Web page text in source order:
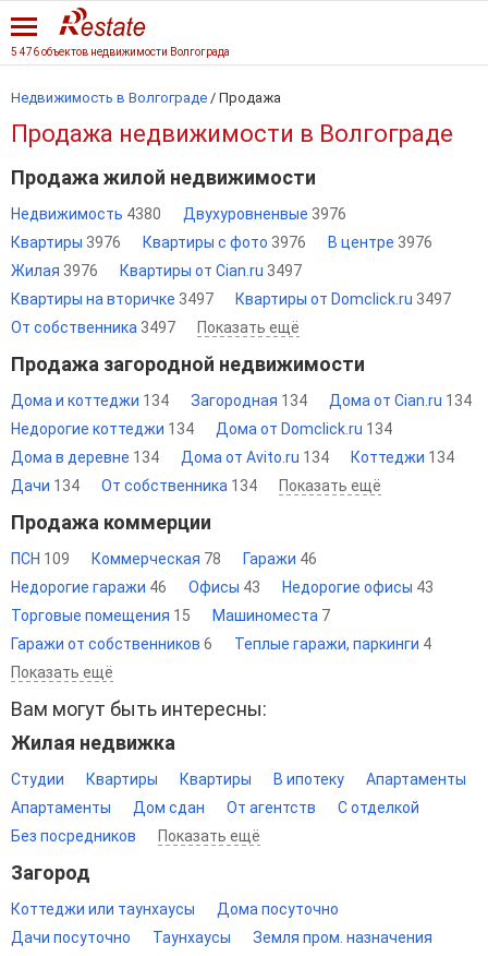
5 476 объектов недвижимости Волгограда
Недвижимость в Волгограде / Продажа
Продажа недвижимости в Волгограде
Продажа жилой недвижимости
Недвижимость 4380 Двухуровненвые 3976
Квартиры 3976 Квартиры с фото 3976 В центре 3976
Жилая 3976 Квартиры от Cian.ru 3497
Квартиры на вторичке 3497 Квартиры от Domclick.ru 3497
От собственника 3497 Показать ещё
Продажа загородной недвижимости
Дома и коттеджи 134 Загородная 134 Дома от Cian.ru 134
Недорогие коттеджи 134 Дома от Domclick.ru 134
Дома в деревне 134 Дома от Avito.ru 134 Коттеджи 134
Дачи 134 От собственника 134 Показать ещё
Продажа коммерции
ПСН 109 Коммерческая 78 Гаражи 46
Недорогие гаражи 46 Офисы 43 Недорогие офисы 43
Торговые помещения 15 Машиноместа 7
Гаражи от собственников 6 Теплые гаражи, паркинги 4
Показать ещё
Вам могут быть интересны:
Жилая недвижка
Студии Квартиры Квартиры В ипотеку
Апартаменты
Апартаменты
Дом сдан От агентств
С отделкой
Без посредников
Показать ещё
Загород
Коттеджи или таунхаусы
Дома посуточно
Дачи посуточно
Таунхаусы
Земля пром. назначения